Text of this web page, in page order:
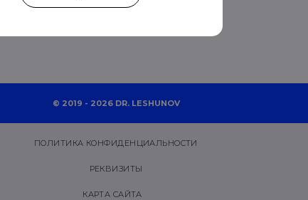
© 2019 - 2026 DR. LESHUNOV
ПОЛИТИКА КОНФИДЕНЦИАЛЬНОСТИ
РЕКВИЗИТЫ
КАРТА САЙТА